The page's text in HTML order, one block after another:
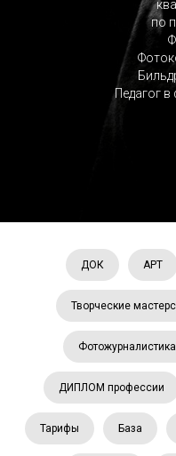
по
Педагог
ДОК АРТ
Творческие
Фотожурналистика
ДИПЛОМ профессии
Тарифы База